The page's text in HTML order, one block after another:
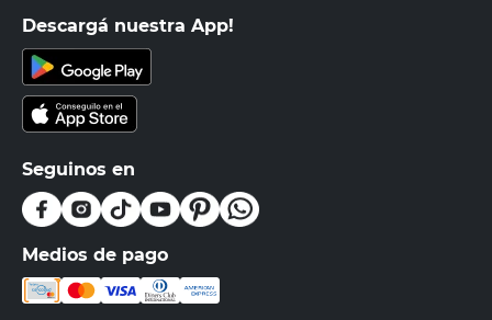
Descargá nuestra App!
Seguinos en
Medios de pago